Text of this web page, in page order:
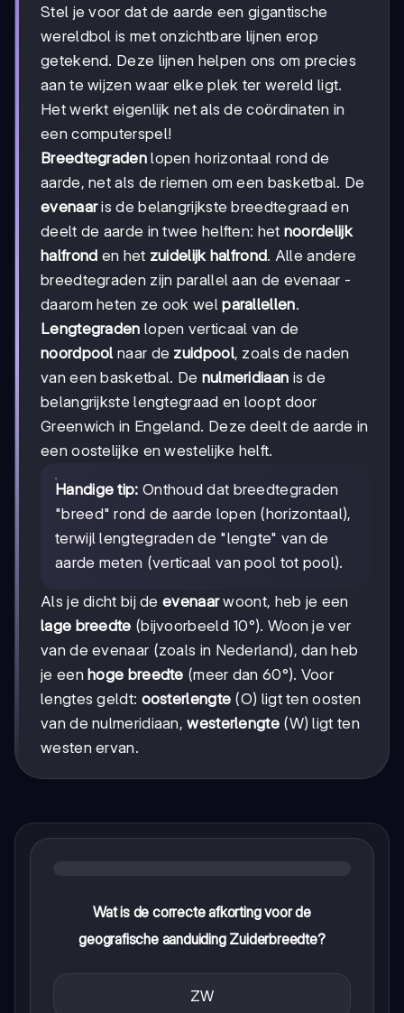
Stel je voor dat de aarde een gigantische
wereldbol is met onzichtbare lijnen erop
getekend. Deze lijnen helpen ons om precies
aan te wijzen waar elke plek ter wereld ligt.
Het werkt eigenlijk net als de coördinaten in
een computerspel!
Breedtegradenlopen horizontaal rond de
aarde, net als de riemen om een basketbal. De
evenaaris de belangrijkste breedtegraad en
deelt de aarde in twee helften: het noordelijk
halfrond en het zuidelijk halfrond. Alle andere
breedtegraden zijn parallel aan de evenaar -
daarom heten ze ook welparallellen.
Lengtegraden lopen verticaal van de
noordpool naar de zuidpool, zoals de naden
van een basketbal. De nulmeridiaan is de
belangrijkste lengtegraad en loopt door
Greenwich in Engeland. Deze deelt de aarde in
een oostelijke en westelijke helft.
Handige tip: Onthoud dat breedtegraden
"breed" rond de aarde lopen (horizontaal),
terwijl lengtegraden de "lengte" van de
aarde meten (verticaal van pool tot pool).
Als je dicht bij de evenaarwoont, heb je een
lage breedte (bijvoorbeeld 10°). Woon je ver
van de evenaar (zoals in Nederland), dan heb
je eenhoge breedte (meer dan 60°). Voor
lengtes geldt: oosterlengte (O) ligt ten oosten
van de nulmeridiaan,westerlengte(W) ligt ten
westen ervan.
Wat is de correcte afkorting voor de
geografische aanduiding Zuiderbreedte?
ZW